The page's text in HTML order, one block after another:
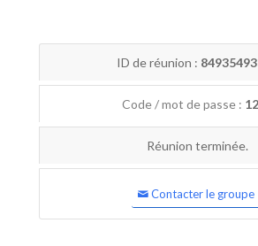
ID de réunion :
Code / mot de passe :
Réunion terminée.
Contacter le groupe